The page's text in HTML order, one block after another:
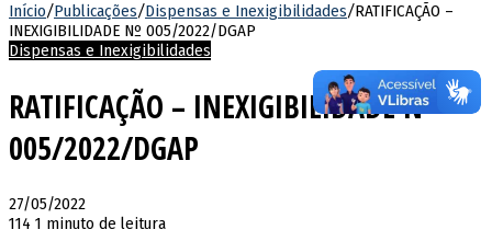
Início/Publicações/Dispensas e Inexigibilidades/RATIFICAÇÃO –
INEXIGIBILIDADE Nº 005/2022/DGAP
Dispensas e Inexigibilidades
RATIFICAÇÃO – INEXIGIBILIDADE Nº
005/2022/DGAP
27/05/2022
114 1 minuto de leitura